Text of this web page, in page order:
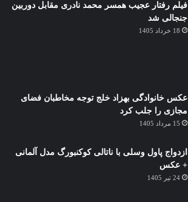
فیلم رفتار عجیب همسر محمد نادری مقابل دوربین
جنجالی شد
18 خرداد 1405
عکس خانوادگی بهزاد خلج توجه مخاطبان فضای
مجازی را جلب کرد
15 مرداد 1405
ازدواج پاول وسلی با ناتالی کوکنبورگ مدل آلمانی
+ عکس
24 تیر 1405